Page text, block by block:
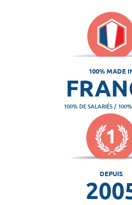
100% MADE
100% DE SALARIÉS /
DEPUIS